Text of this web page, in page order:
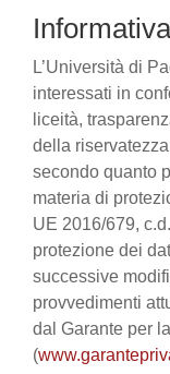
L’Università di
interessati in
liceità,
della
secondo quanto
materia di
UE 2016/679,
protezione dei
successive
provvedimenti
dal Garante per
(